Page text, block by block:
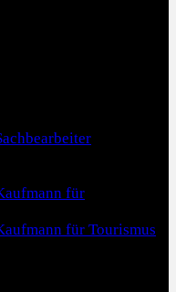
für
für Tourismus